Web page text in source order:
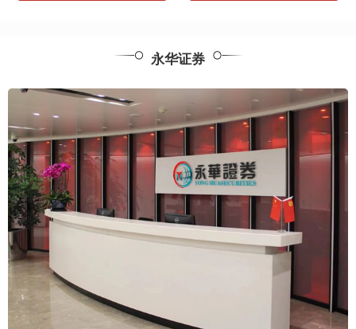
永华证券